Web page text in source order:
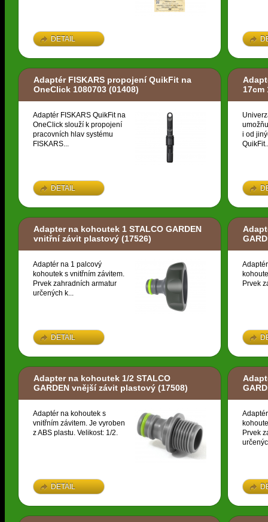
DETAIL
Adaptér FISKARS propojení QuikFit na
OneClick 1080703 (01408)
Adaptér FISKARS QuikFit na
OneClick slouží k propojení
pracovních hlav systému
FISKARS...
DETAIL
17cm
i od
Adapter na kohoutek 1 STALCO GARDEN
vnitřní závit plastový (17526)
Adaptér na 1 palcový
kohoutek s vnitřním závitem.
Prvek zahradních armatur
určených k...
DETAIL
Prvek
Adapter na kohoutek 1/2 STALCO
GARDEN vnější závit plastový (17508)
Adaptér na kohoutek s
vnitřním závitem. Je vyroben
z ABS plastu. Velikost: 1/2.
DETAIL
Prvek